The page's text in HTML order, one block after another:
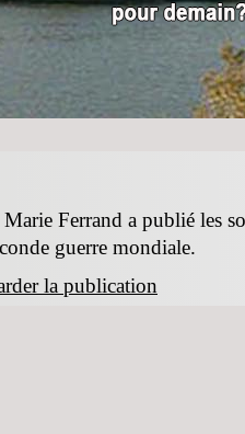
Marie Ferrand a publié les
guerre mondiale.
la publication